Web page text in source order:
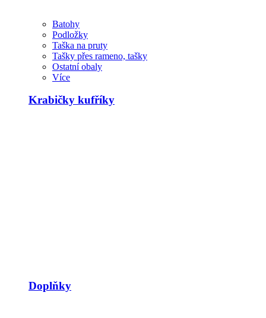
Batohy
Podložky
Taška na pruty
Tašky přes rameno, tašky
Ostatní obaly
Více
Krabičky kufříky
Doplňky